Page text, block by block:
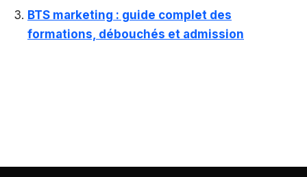
BTS marketing : guide complet des
formations, débouchés et admission